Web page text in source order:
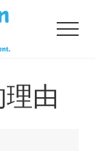
Menu
由